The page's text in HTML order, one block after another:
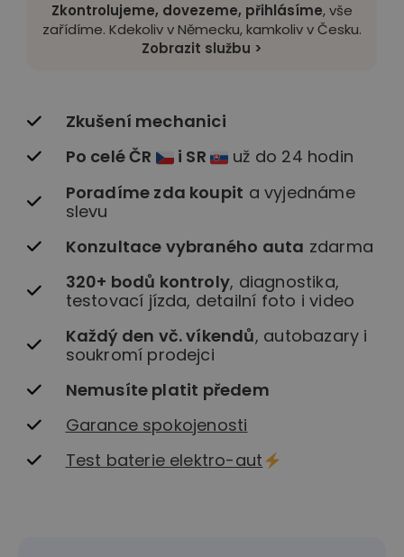
Zkontrolujeme, dovezeme, přihlásíme, vše
zařídíme. Kdekoliv v Německu, kamkoliv v Česku.
Zobrazit službu >
Zkušení mechanici
Po celé ČR
i SR
už do 24 hodin
Poradíme zda koupit a vyjednáme
slevu
Konzultace vybraného auta zdarma
320+ bodů kontroly, diagnostika,
testovací jízda, detailní foto i video
Každý den vč. víkendů, autobazary i
soukromí prodejci
Nemusíte platit předem
Garance spokojenosti
Test baterie elektro-aut